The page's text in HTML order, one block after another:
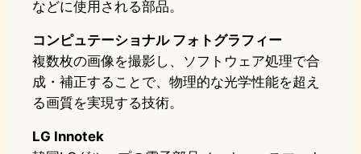
などに使用される部品。
コンピュテーショナル フォトグラフィー
複数枚の画像を撮影し、ソフトウェア処理で合
成・補正することで、物理的な光学性能を超え
る画質を実現する技術。
LG Innotek